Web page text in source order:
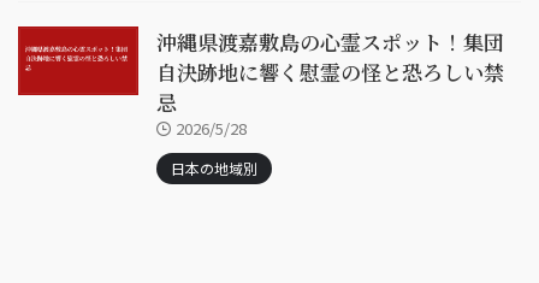
沖縄県渡嘉敷島の心霊スポット！集団
自決跡地に響く慰霊の怪と恐ろしい禁
忌
2026/5/28
日本の地域別